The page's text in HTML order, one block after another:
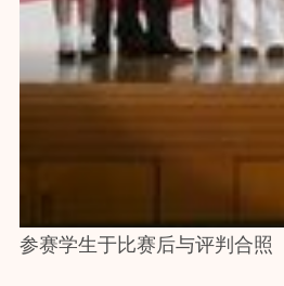
参赛学生于比赛后与评判合照